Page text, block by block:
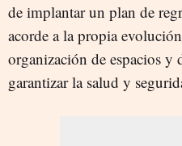
de implantar un plan de
acorde a la propia
organización de espacios y
garantizar la salud y